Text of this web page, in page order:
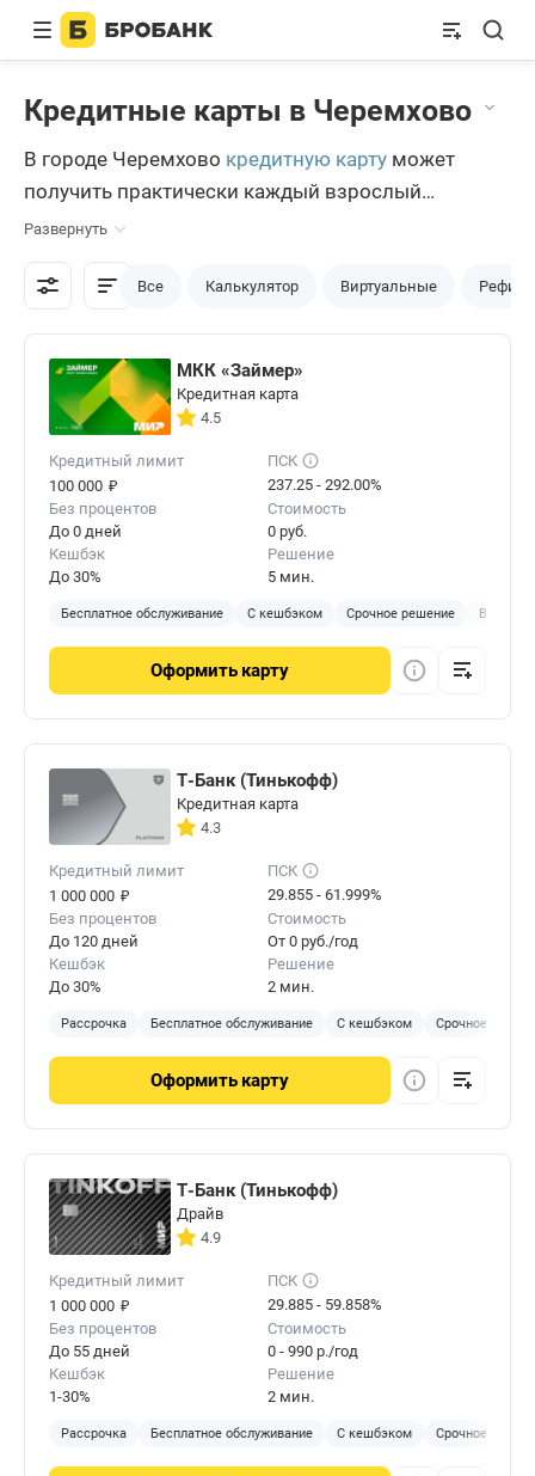
Кредитные карты в Черемхово
В городе Черемхово кредитную карту может
получить практически каждый взрослый
(совершеннолетний) гражданин. Предложений
всегда достаточно. Сделать конечный выбор
помогает пользователям банковский сервис
используют сервис для оформления
интересующих их продуктов.
Развернуть
Все Калькулятор Виртуальные
МКК «Займер»
Кредитная карта
4.5
Кредитный лимит
100 000 ₽
ПСК
237.25 - 292.00%
Без процентов
До 0 дней
Стоимость
0 руб.
Кешбэк
До 30%
Решение
5 мин.
Бесплатное обслуживание С кешбэком Срочное решение
Оформить карту
Т-Банк (Тинькофф)
Кредитная карта
4.3
Кредитный лимит
1 000 000 ₽
ПСК
29.855 - 61.999%
Без процентов
До 120 дней
Стоимость
От 0 руб./год
Кешбэк
До 30%
Решение
2 мин.
Рассрочка Бесплатное обслуживание С кешбэком Срочное
Оформить карту
Т-Банк (Тинькофф)
Драйв
4.9
Кредитный лимит
1 000 000 ₽
ПСК
29.885 - 59.858%
Без процентов
До 55 дней
Стоимость
0 - 990 р./год
Кешбэк
1-30%
Решение
2 мин.
Рассрочка Бесплатное обслуживание С кешбэком Срочное